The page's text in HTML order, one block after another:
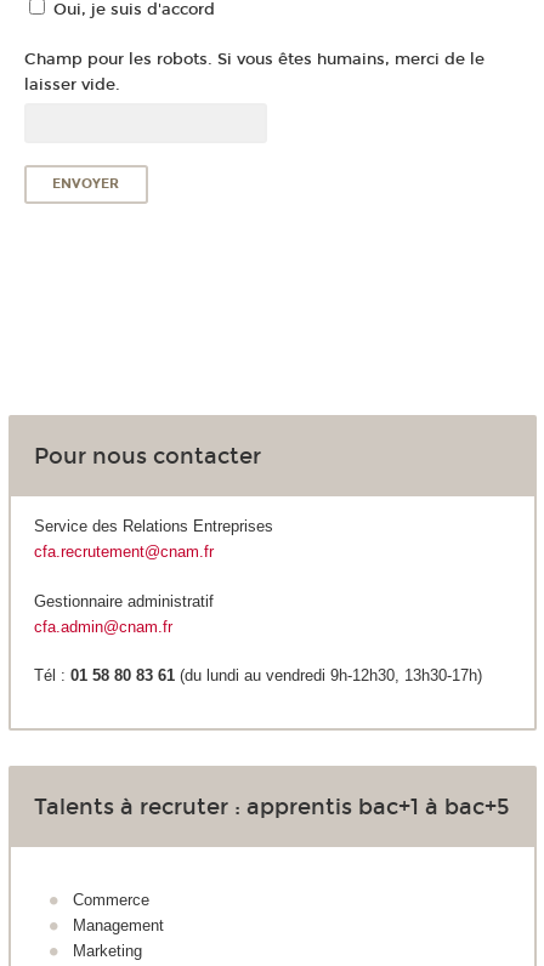
Oui, je suis d'accord
Champ pour les robots. Si vous êtes humains, merci de le
laisser vide.
Pour nous contacter
Service des Relations Entreprises
cfa.recrutement@cnam.fr
Gestionnaire administratif
cfa.admin@cnam.fr
Tél : 01 58 80 83 61(du lundi au vendredi 9h-12h30, 13h30-17h)
Talents à recruter : apprentis bac+1 à bac+5
Commerce
Management
Marketing